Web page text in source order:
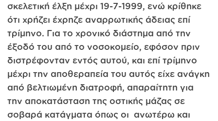
σκελετική έλξη μέχρι 19-7-1999, ενώ κρίθηκε
ότι χρήζει έχρηζε αναρρωτικής άδειας επί
τρίμηνο. Για το χρονικό διάστημα από την
έξοδό του από το νοσοκομείο, εφόσον πριν
διστρέφονταν εντός αυτού, και επί τρίμηνο
μέχρι την αποθεραπεία του αυτός είχε ανάγκη
από βελτιωμένη διατροφή, απαραίτητη για
την αποκατάσταση της οστικής μάζας σε
σοβαρά κατάγματα όπως οι ανωτέρω και